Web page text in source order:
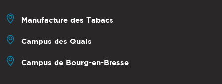
Manufacture des Tabacs
Campus des Quais
Campus de Bourg-en-Bresse